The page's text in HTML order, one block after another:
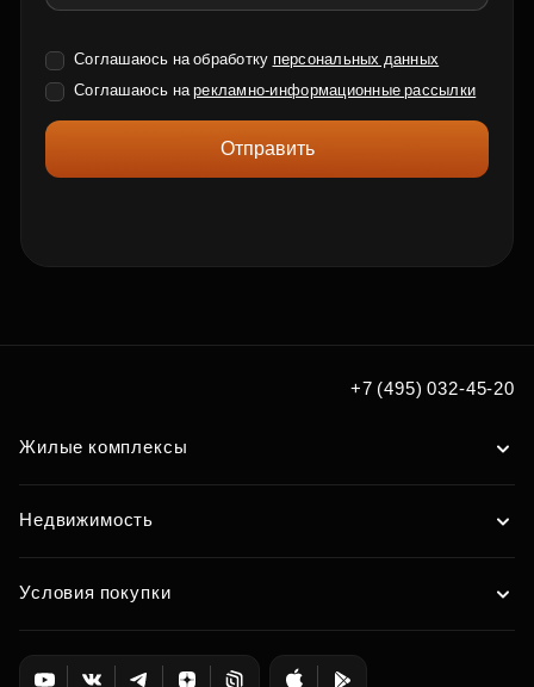
Соглашаюсь на обработку персональных данных
Соглашаюсь нарекламно-информационные рассылки
Отправить
+7 (495) 032-45-20
Жилые комплексы
Недвижимость
Условия покупки